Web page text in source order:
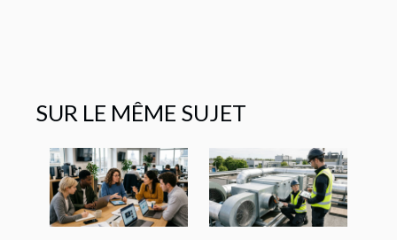
SUR LE MÊME SUJET